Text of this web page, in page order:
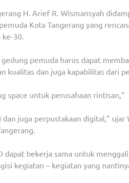
H. Arief R. Wismansyah
Kota Tangerang yang
ke-30.
pemuda harus dapat
kualitas dan juga kapabilitas dari
space untuk perusahaan rintisan,”
juga perpustakaan digital,”
dapat bekerja sama untuk
kegiatan – kegiatan yang